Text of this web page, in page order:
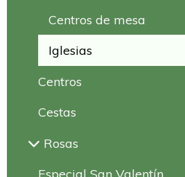
Centros de mesa
Iglesias
Centros
Cestas
Rosas